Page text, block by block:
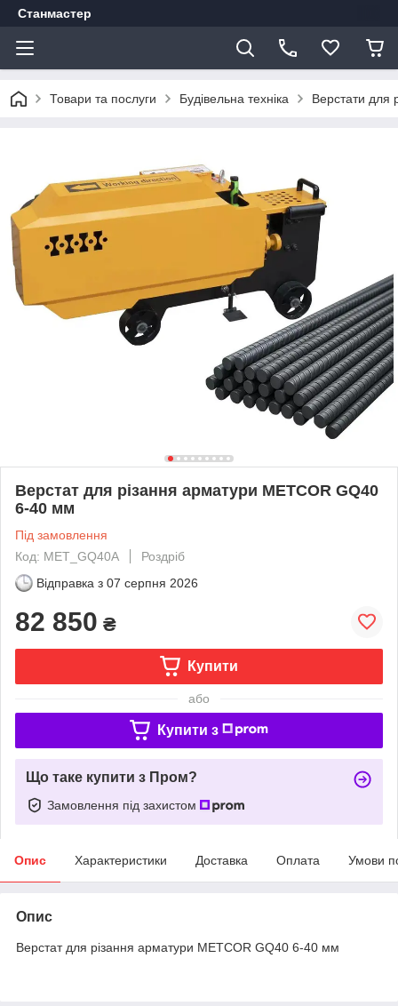
Станмастер
Товари та послуги Будівельна техніка Верстати для
Верстат для різання арматури METCOR GQ40
6-40 мм
Під замовлення
Код: MET_GQ40A
Роздріб
Відправка з 07 серпня 2026
82 850 ₴
Купити
або
Купити з
Що таке купити з Пром?
Замовлення під захистом
Опис Характеристики Доставка Оплата Умови
Опис
Верстат для різання арматури METCOR GQ40 6-40 мм